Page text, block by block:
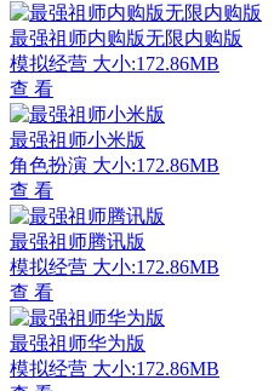
最强祖师内购版无限内购版
模拟经营 大小:172.86MB
查 看
最强祖师小米版
角色扮演 大小:172.86MB
查 看
最强祖师腾讯版
模拟经营 大小:172.86MB
查 看
最强祖师华为版
模拟经营 大小:172.86MB